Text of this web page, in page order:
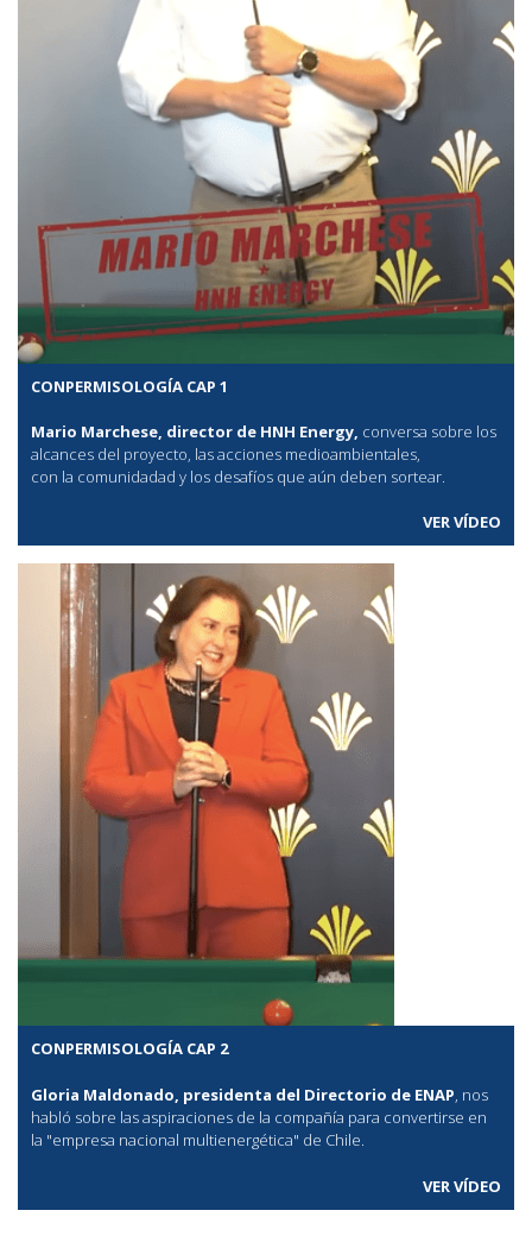
CONPERMISOLOGÍA CAP 1
Mario Marchese, director de HNH Energy, conversa sobre los
alcances del proyecto, las acciones medioambientales,
con la comunidadad y los desafíos que aún deben sortear.
VER VÍDEO
CONPERMISOLOGÍA CAP 2
Gloria Maldonado, presidenta del Directorio de ENAP , nos
habló sobre las aspiraciones de la compañía para convertirse en
la "empresa nacional multienergética" de Chile.
VER VÍDEO